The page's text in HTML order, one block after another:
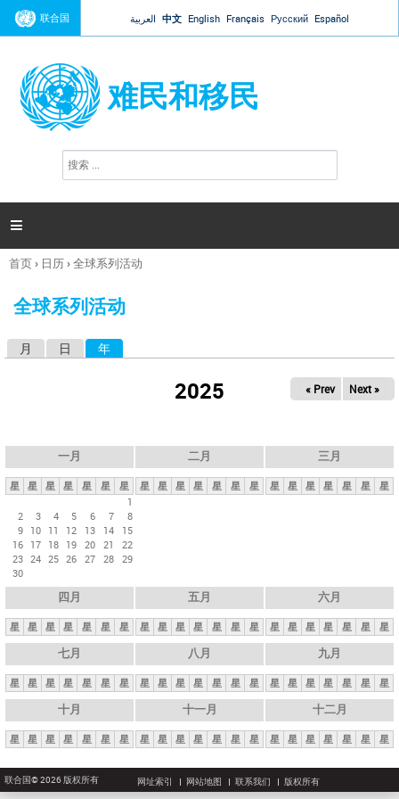
Jump to navigation
联合国 العربية 中文 English Français Русский Español
难民和移民
搜
索

你
这
首页› 日历›全球系列活动
全球系列活动
月 日 年
2025 « Prev Next »
一月
星 星 星 星 星 星
星
1
2
3 4 5 6 7
8
9 10 11 12 13 14
15
16 17 18 19 20 21
22
23 24 25 26 27 28 29
30
二月
星 星 星 星 星 星 星
三月
星 星 星 星 星 星 星
四月
星 星 星 星 星 星 星
五月
星 星 星 星 星 星 星
六月
星 星 星 星 星 星 星
七月
星 星 星 星 星 星 星
八月
星 星 星 星 星 星 星
九月
星 星 星 星 星 星 星
十月
星 星 星 星 星 星 星
十一月
星 星 星 星 星 星 星
十二月
星 星 星 星 星 星 星
联合国© 2026 版权所有 网址索引 网站地图 联系我们 版权所有